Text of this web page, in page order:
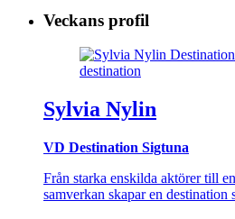
Veckans profil
Sylvia Nylin
VD Destination Sigtuna
Från starka enskilda aktörer till
samverkan skapar en destination